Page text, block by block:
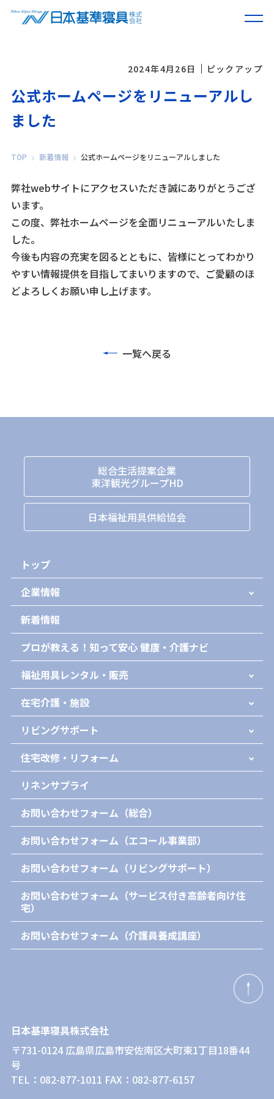
2024年4月26日 ピックアップ
公式ホームページをリニューアルし
ました
TOP 新着情報 公式ホームページをリニューアルしました
弊社webサイトにアクセスいただき誠にありがとうござ
います。
この度、弊社ホームページを全面リニューアルいたしま
した。
今後も内容の充実を図るとともに、皆様にとってわかり
やすい情報提供を目指してまいりますので、ご愛顧のほ
どよろしくお願い申し上げます。
一覧へ戻る
総合生活提案企業
東洋観光グループHD
日本福祉用具供給協会
トップ
企業情報
新着情報
プロが教える！知って安心 健康・介護ナビ
福祉用具レンタル・販売
在宅介護・施設
リビングサポート
住宅改修・リフォーム
リネンサプライ
お問い合わせフォーム（総合）
お問い合わせフォーム（エコール事業部）
お問い合わせフォーム（リビングサポート）
お問い合わせフォーム（サービス付き高齢者向け住
宅）
お問い合わせフォーム（介護員養成講座）
日本基準寝具株式会社
〒731-0124 広島県広島市安佐南区大町東1丁目18番44
号
TEL：082-877-1011 FAX：082-877-6157